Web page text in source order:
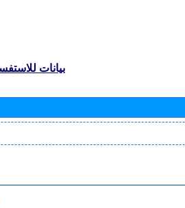
بيانات